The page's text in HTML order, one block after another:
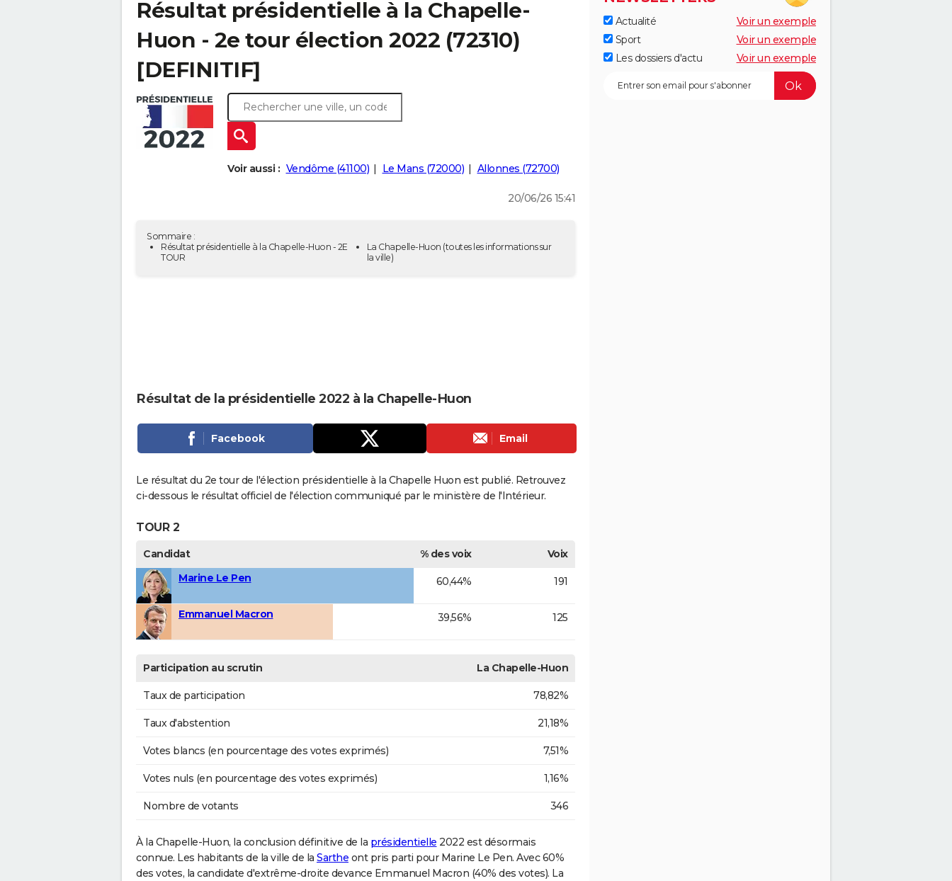
Résultat présidentielle à la Chapelle-
Huon - 2e tour élection 2022 (72310)
[DEFINITIF]
Voir aussi : Vendôme (41100) Le Mans (72000) Allonnes (72700)
20/06/26 15:41
Sommaire :
Résultat présidentielle à la Chapelle-Huon - 2E
TOUR
La Chapelle-Huon (toutes les informations sur
la ville)
Résultat de la présidentielle 2022 à la Chapelle-Huon
Facebook Email
Le résultat du 2e tour de l'élection présidentielle à la Chapelle Huon est publié. Retrouvez
ci-dessous le résultat officiel de l'élection communiqué par le ministère de l'Intérieur.
TOUR 2
Candidat % des voix
Voix
Marine Le Pen
60,44% 191
Emmanuel Macron 39,56% 125
Participation au scrutin La Chapelle-Huon
Taux de participation 78,82%
Taux d'abstention 21,18%
Votes blancs (en pourcentage des votes exprimés) 7,51%
Votes nuls (en pourcentage des votes exprimés) 1,16%
Nombre de votants 346
À la Chapelle-Huon, la conclusion définitive de la présidentielle 2022 est désormais
connue. Les habitants de la ville de la Sarthe ont pris parti pour Marine Le Pen. Avec 60%
des votes, la candidate d'extrême-droite devance Emmanuel Macron (40% des votes). La
Actualité
Voir un exemple
Sport
Voir un exemple
Les dossiers d'actu
Voir un exemple